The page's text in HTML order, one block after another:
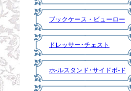
ブックケース・ビューロー
ドレッサー･チェスト
ホ-ルスタンド･サイドボ-ド